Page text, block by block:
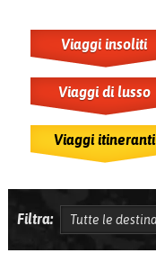
Viaggi insoliti
Viaggi di lusso
Viaggi itineranti
Filtra: